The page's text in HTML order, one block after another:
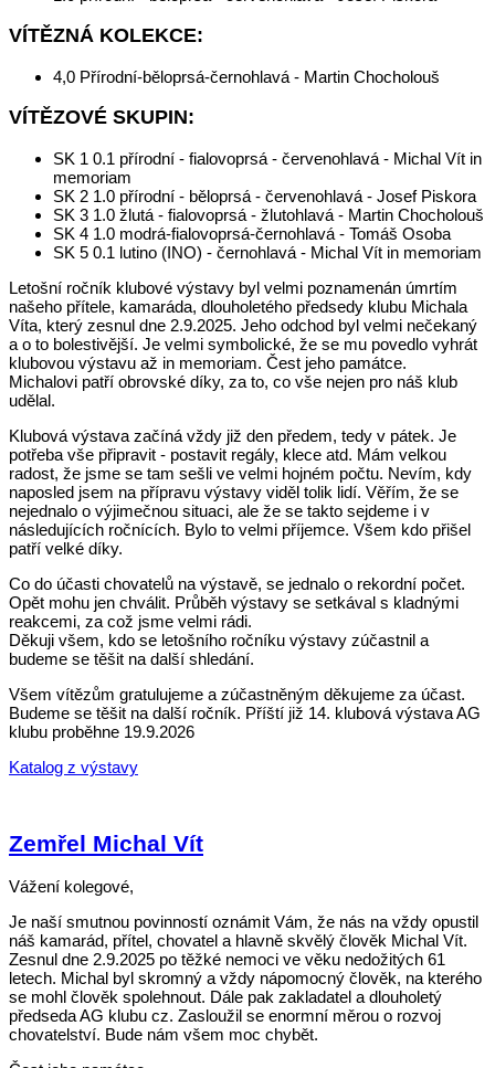
VÍTĚZNÁ KOLEKCE:
4,0 Přírodní-běloprsá-černohlavá - Martin Chocholouš
VÍTĚZOVÉ SKUPIN:
SK 1 0.1 přírodní - fialovoprsá - červenohlavá - Michal Vít in
memoriam
SK 2 1.0 přírodní - běloprsá - červenohlavá - Josef Piskora
SK 3 1.0 žlutá - fialovoprsá - žlutohlavá - Martin Chocholouš
SK 4 1.0 modrá-fialovoprsá-černohlavá - Tomáš Osoba
SK 5 0.1 lutino (INO) - černohlavá - Michal Vít in memoriam
Letošní ročník klubové výstavy byl velmi poznamenán úmrtím
našeho přítele, kamaráda, dlouholetého předsedy klubu Michala
Víta, který zesnul dne 2.9.2025. Jeho odchod byl velmi nečekaný
a o to bolestivější. Je velmi symbolické, že se mu povedlo vyhrát
klubovou výstavu až in memoriam. Čest jeho památce.
Michalovi patří obrovské díky, za to, co vše nejen pro náš klub
udělal.
Klubová výstava začíná vždy již den předem, tedy v pátek. Je
potřeba vše připravit - postavit regály, klece atd. Mám velkou
radost, že jsme se tam sešli ve velmi hojném počtu. Nevím, kdy
naposled jsem na přípravu výstavy viděl tolik lidí. Věřím, že se
nejednalo o výjimečnou situaci, ale že se takto sejdeme i v
následujících ročnících. Bylo to velmi příjemce. Všem kdo přišel
patří velké díky.
Co do účasti chovatelů na výstavě, se jednalo o rekordní počet.
Opět mohu jen chválit. Průběh výstavy se setkával s kladnými
reakcemi, za což jsme velmi rádi.
Děkuji všem, kdo se letošního ročníku výstavy zúčastnil a
budeme se těšit na další shledání.
Všem vítězům gratulujeme a zúčastněným děkujeme za účast.
Budeme se těšit na další ročník. Příští již 14. klubová výstava AG
klubu proběhne 19.9.2026
Katalog z výstavy
Zemřel Michal Vít
Vážení kolegové,
Je naší smutnou povinností oznámit Vám, že nás na vždy opustil
náš kamarád, přítel, chovatel a hlavně skvělý člověk Michal Vít.
Zesnul dne 2.9.2025 po těžké nemoci ve věku nedožitých 61
letech. Michal byl skromný a vždy nápomocný člověk, na kterého
se mohl člověk spolehnout. Dále pak zakladatel a dlouholetý
předseda AG klubu cz. Zasloužil se enormní měrou o rozvoj
chovatelství. Bude nám všem moc chybět.